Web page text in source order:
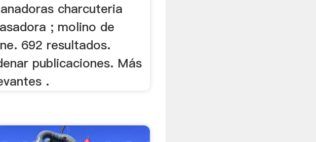
charcuteria
; molino de
692 resultados.
publicaciones. Más
.